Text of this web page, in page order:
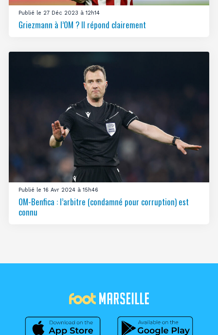
Publié le 27 Déc 2023 à 12h14
Griezmann à l’OM ? Il répond clairement
Publié le 16 Avr 2024 à 15h46
OM-Benfica : l’arbitre (condamné pour corruption) est
connu